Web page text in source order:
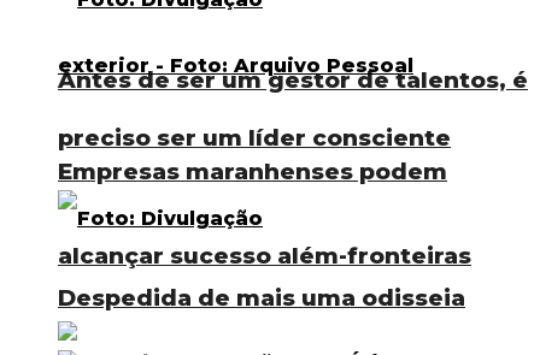
Antes de ser um gestor de talentos, é
preciso ser um líder consciente
Despedida de mais uma odisseia
Empresas maranhenses podem
alcançar sucesso além-fronteiras